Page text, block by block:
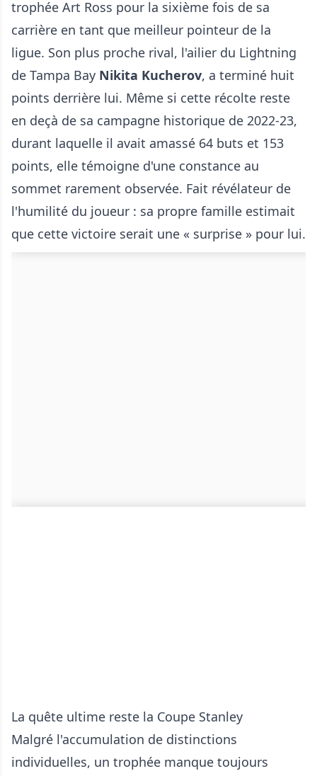
trophée Art Ross pour la sixième fois de sa
carrière en tant que meilleur pointeur de la
ligue. Son plus proche rival, l'ailier du Lightning
de Tampa Bay Nikita Kucherov, a terminé huit
points derrière lui. Même si cette récolte reste
en deçà de sa campagne historique de 2022-23,
durant laquelle il avait amassé 64 buts et 153
points, elle témoigne d'une constance au
sommet rarement observée. Fait révélateur de
l'humilité du joueur : sa propre famille estimait
que cette victoire serait une « surprise » pour lui.
La quête ultime reste la Coupe Stanley
Malgré l'accumulation de distinctions
individuelles, un trophée manque toujours